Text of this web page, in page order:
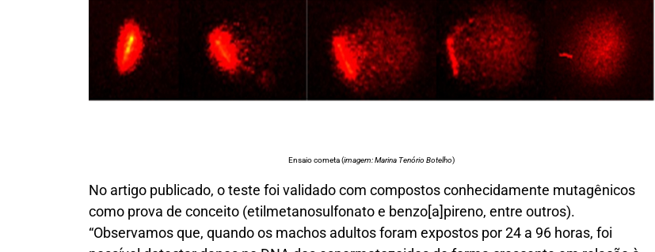
Ensaio cometa (imagem: Marina Tenório Botelho)
No artigo publicado, o teste foi validado com compostos conhecidamente mutagênicos
como prova de conceito (etilmetanosulfonato e benzo[a]pireno, entre outros).
“Observamos que, quando os machos adultos foram expostos por 24 a 96 horas, foi